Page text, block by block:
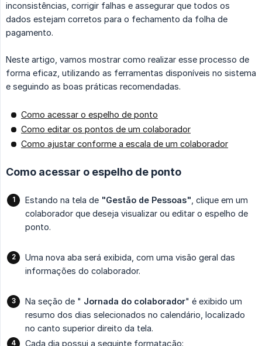
inconsistências, corrigir falhas e assegurar que todos os
dados estejam corretos para o fechamento da folha de
pagamento.
Neste artigo, vamos mostrar como realizar esse processo de
forma eficaz, utilizando as ferramentas disponíveis no sistema
e seguindo as boas práticas recomendadas.
Como acessar o espelho de ponto
Como editar os pontos de um colaborador
Como ajustar conforme a escala de um colaborador
Como acessar o espelho de ponto
Estando na tela de "Gestão de Pessoas" , clique em um
colaborador que deseja visualizar ou editar o espelho de
ponto.
Uma nova aba será exibida, com uma visão geral das
informações do colaborador.
Na seção de " Jornada do colaborador" é exibido um
resumo dos dias selecionados no calendário, localizado
no canto superior direito da tela.
Cada dia possui a seguinte formatação: